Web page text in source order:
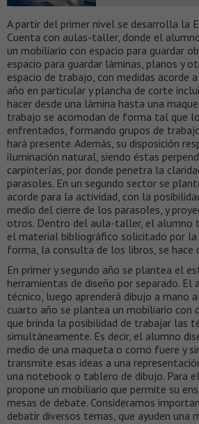
A partir del primer nivel se desarrolla la
Cuenta con aulas-taller, donde el
un mobiliario con espacio para guardar
espacio para guardar láminas, planos y
espacio de trabajo, con medidas acorde
año en particular y plancha de corte
hacer desde una lámina hasta una
trabajo se acomodan de forma tal que
enfrentados, formando grupos de
hará presente. Además, su disposición
iluminación natural, siendo éstas
carpinterías, por donde penetra la
parasoles. En un segundo sector se
acorde para la actividad, con la
medio del cierre de los parasoles, y
otros. Dentro del aula-taller, el alumno
el material bibliográfico solicitado por la
forma, la consulta de los libros, se hace
En primer y segundo año se plantea el
herramientas de diseño por separado. El
técnico, luego aprenderá dibujo a mano
cuarto año se plantea un mobiliario con
que brinda la posibilidad de trabajar las
simultáneamente. Es decir, el alumno
medio de una maqueta o como fuere y
transmite esas ideas a una
una notebook o tablero de dibujo. Para
propone un mobiliario que permite su
mesas de debate. Consideramos
debatir diversos temas, que ayuden una